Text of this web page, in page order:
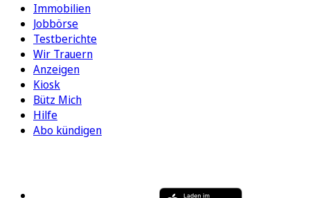
Immobilien
Jobbörse
Testberichte
Wir Trauern
Anzeigen
Kiosk
Bütz Mich
Hilfe
Abo kündigen